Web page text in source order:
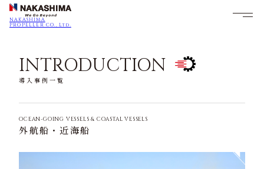
NAKASHIMA
PROPELLER CO., Ltd.
INTRODUCTION
導入事例一覧
OCEAN-GOING VESSELS & COASTAL VESSELS
外航船・近海船